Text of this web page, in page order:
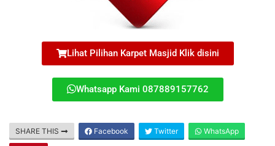
Lihat Pilihan Karpet Masjid Klik disini
Whatsapp Kami 087889157762
SHARE THIS Facebook Twitter WhatsApp